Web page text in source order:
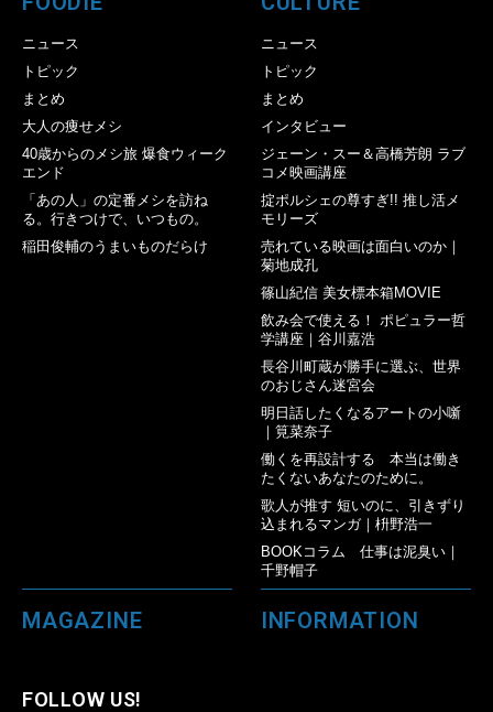
ニュース
トピック
まとめ
大人の痩せメシ
40歳からのメシ旅 爆食ウィーク
エンド
「あの人」の定番メシを訪ね
る。行きつけで、いつもの。
稲田俊輔のうまいものだらけ
ニュース
トピック
まとめ
インタビュー
ジェーン・スー＆高橋芳朗 ラブ
コメ映画講座
掟ポルシェの尊すぎ!! 推し活メ
モリーズ
売れている映画は面白いのか｜
菊地成孔
篠山紀信 美女標本箱MOVIE
飲み会で使える！ ポピュラー哲
学講座｜谷川嘉浩
長谷川町蔵が勝手に選ぶ、世界
のおじさん迷宮会
明日話したくなるアートの小噺
｜筧菜奈子
働くを再設計する 本当は働き
たくないあなたのために。
歌人が推す 短いのに、引きずり
込まれるマンガ｜枡野浩一
BOOKコラム 仕事は泥臭い｜
千野帽子
MAGAZINE INFORMATION
FOLLOW US!